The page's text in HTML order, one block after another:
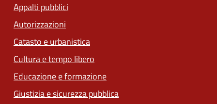
Appalti pubblici
Autorizzazioni
Catasto e urbanistica
Cultura e tempo libero
Educazione e formazione
Giustizia e sicurezza pubblica